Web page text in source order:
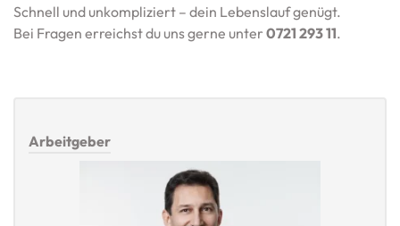
Schnell und unkompliziert – dein Lebenslauf genügt.
Bei Fragen erreichst du uns gerne unter 0721 293 11.
Arbeitgeber